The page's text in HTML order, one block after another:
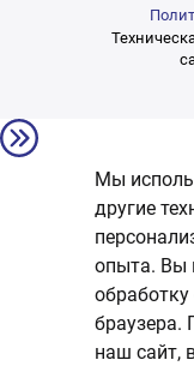
Мы
другие
опыта. Вы
браузера.
наш сайт,